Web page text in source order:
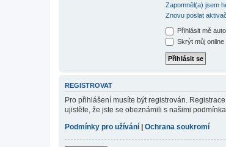
Zapomněl(a) jsem
Znovu poslat
Přihlásit mě
Skrýt můj
REGISTROVAT
Pro přihlášení musíte být registrován.
ujistěte, že jste se obeznámili s našimi
Podmínky pro užívání | Ochrana soukromí